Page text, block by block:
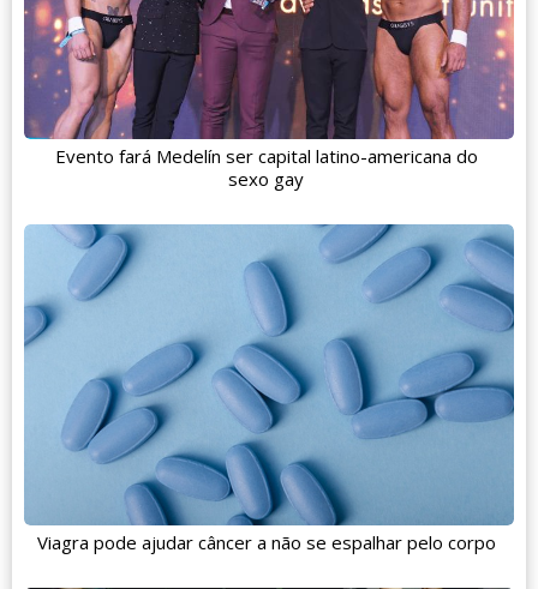
Evento fará Medelín ser capital latino-americana do
sexo gay
Viagra pode ajudar câncer a não se espalhar pelo corpo